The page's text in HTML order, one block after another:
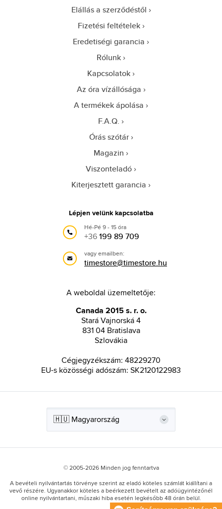
Elállás a szerződéstől
Fizetési feltételek
Eredetiségi garancia
Rólunk
Kapcsolatok
Az óra vízállósága
A termékek ápolása
F.A.Q.
Órás szótár
Magazin
Viszonteladó
Kiterjesztett garancia
Lépjen velünk kapcsolatba
Hé-Pé 9 - 15 óra
+36199 89 709
vagy emailben:
timestore@timestore.hu
A weboldal üzemeltetője:
Canada 2015 s. r. o.
Stará Vajnorská 4
831 04 Bratislava
Szlovákia
Cégjegyzékszám: 48229270
EU-s közösségi adószám: SK2120122983
© 2005-2026 Minden jog fenntartva
A bevételi nyilvántartás törvénye szerint az eladó köteles számlát kiállítani a
vevő részére. Ugyanakkor köteles a beérkezett bevételt az adóügyintézőnél
online nyilvántartani, műszaki hiba esetén legkésőbb 48 órán belül.